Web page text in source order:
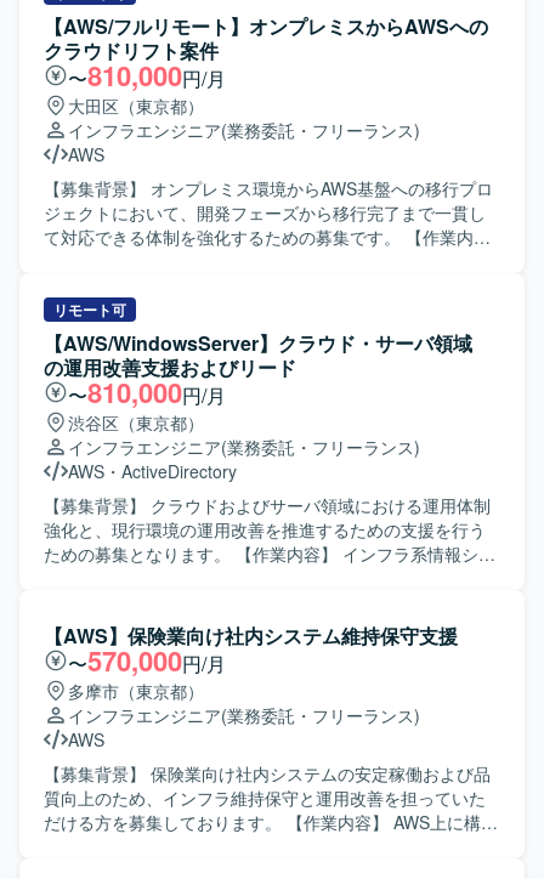
ンおよび関連API、画面・帳票、バッチ処理の要件定義・設
計、ドキュメンテーションを行っていただきます。また、
DBおよびマスタデータ管理に関わるデータモデリングや、
標準化・ガイドラインの策定にも携わっていただきます。
加えて、関係者とのコミュニケーションを通じてプロジェ
クト全体の整合性を取りながら推進していただきます。
【求める人物像】 複数のステークホルダーと円滑にコミュ
ニケーションを取りながら、主体的に課題を発見し解決ま
で推進できる方を求めています。大規模かつ複雑なシステ
ム構築において、全体像を意識しながら細部の仕様整理や
業務・IT刷新プロジェクトに参画し、Webアプリケーショ
ンやデータ基盤の標準化・ガイドライン策定など、上流工
程から広く関与できるポジションです。大規模システム構
築の経験を通じて、アプリケーションリードやプロジェク
ト管理スキルを高めることができます。 【開発環境】 AWS
上でのWebアプリケーションおよびAPI基盤、CI/CDパイプ
ラインを中心としたクラウド環境を想定しています。
【AWS/フルリモート】オンプレミスからAWSへの
クラウドリフト案件
〜810,000円/月
大田区（東京都）
インフラエンジニア(業務委託・フリーランス)
AWS
【募集背景】 オンプレミス環境からAWS基盤への移行プロ
ジェクトにおいて、開発フェーズから移行完了まで一貫し
て対応できる体制を強化するための募集です。 【作業内
きます。具体的には、移行に伴うプログラムの改修、テス
ト、実装、設計修正などの対応や、AWS環境の構築、各種
ドキュメントの作成を担当していただきます。既存プログ
ラムの改修から新環境構築、移行完了までの一連のフェー
ズに参画していただきます。 【求める人物像】 プロジェク
ト全体を自分の担当範囲として捉え、主体的に課題を発見
しながら業務を遂行できる方を求めています。チームメン
バーと協力しながら責任感を持ってタスクを完遂できる
方、初級者にもわかりやすいドキュメントを作成し、情報
共有やナレッジ蓄積に貢献していただける方が望ましいで
す。また、既存システム情報を整理・分析し、抜け漏れの
クトに参画することで、AWS基盤構築やシステム移行に関
する実践的な知見を幅広く獲得していただけます。設計修
正からプログラム改修、テスト、移行対応まで一連の工程
に関わることで、上流から下流までの経験を積むことがで
き、リードSEやクラウドエンジニアとしてのスキルアップ
につながるポジションです。 【開発環境】 オンプレミス環
境からAWS環境への移行を前提とした構成となっており、
対象言語としてはwsf、vbs、ps1、php、asp、js、json、
py、sql、jspなどのスクリプト言語やWeb関連技術を扱いま
リモート可
【AWS/WindowsServer】クラウド・サーバ領域
の運用改善支援およびリード
〜810,000円/月
渋谷区（東京都）
インフラエンジニア(業務委託・フリーランス)
AWS ・ ActiveDirectory
【募集背景】 クラウドおよびサーバ領域における運用体制
強化と、現行環境の運用改善を推進するための支援を行う
ための募集となります。 【作業内容】 インフラ系情報シス
え、現行環境の調査から運用改善提案、実行までを一気通
貫で対応いただきます。社内運用チームのクラウドおよび
サーバセクションをリードし、顧客折衝や各種調整、メン
バーへのタスクアサインを通じて、最大成果の創出を推進
していただきます。対象はAWS、Windows Server、
Linux（Amazon Linux）を中心としたサーバ基盤および
Microsoft系ミドルウェアやサービス群となります。 【求め
る人物像】 主体的に課題を発見し、関係者と連携しながら
推進いただける方を求めています。顧客やチームメンバー
【AWS】保険業向け社内システム維持保守支援
〜570,000円/月
多摩市（東京都）
インフラエンジニア(業務委託・フリーランス)
AWS
【募集背景】 保険業向け社内システムの安定稼働および品
質向上のため、インフラ維持保守と運用改善を担っていた
だける方を募集しております。 【作業内容】 AWS上に構築